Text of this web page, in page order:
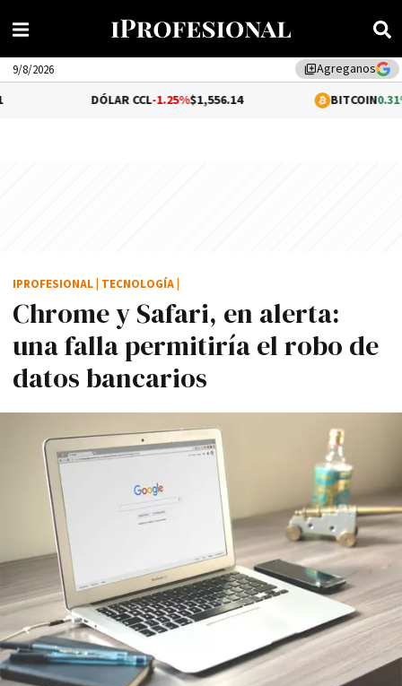
library_addAgreganos
9/8/2026
-1.25%$1,556.14 0.31%$64,975.74
Chrome y Safari, en alerta:
una falla permitirí­a el robo de
datos bancarios
IPROFESIONAL TECNOLOGÍA